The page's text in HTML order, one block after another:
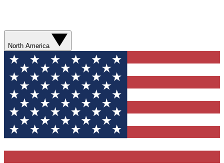
North America